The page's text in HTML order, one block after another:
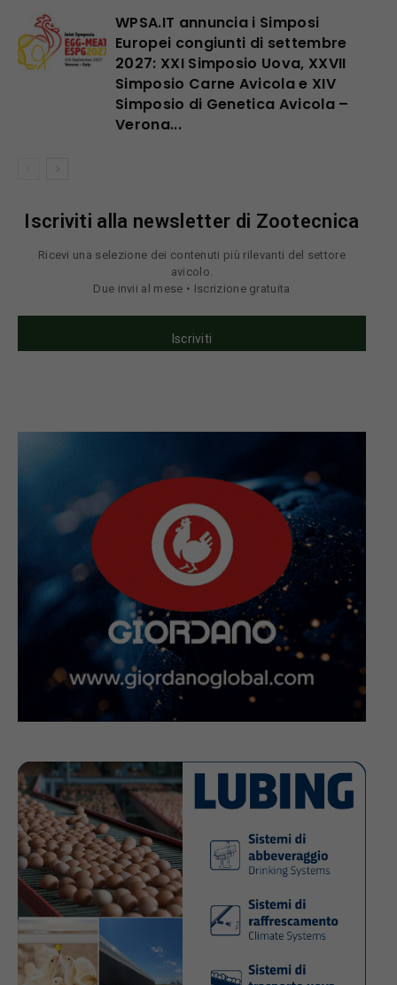
WPSA.IT annuncia i Simposi
Europei congiunti di settembre
2027: XXI Simposio Uova, XXVII
Simposio Carne Avicola e XIV
Simposio di Genetica Avicola –
Verona...
Iscriviti alla newsletter di Zootecnica
Ricevi una selezione dei contenuti più rilevanti del settore
avicolo.
Due invii al mese • Iscrizione gratuita
Iscriviti